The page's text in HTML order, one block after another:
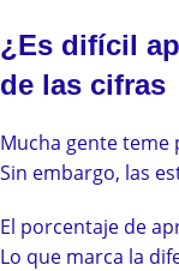
¿Es difícil
de las cifras
Mucha gente
Sin embargo, las
El porcentaje de
Lo que marca la